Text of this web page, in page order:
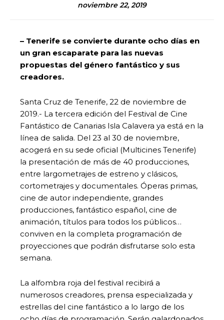
noviembre 22, 2019
– Tenerife se convierte durante ocho días en
un gran escaparate para las nuevas
propuestas del género fantástico y sus
creadores.
Santa Cruz de Tenerife, 22 de noviembre de
2019.- La tercera edición del Festival de Cine
Fantástico de Canarias Isla Calavera ya está en la
línea de salida. Del 23 al 30 de noviembre,
acogerá en su sede oficial (Multicines Tenerife)
la presentación de más de 40 producciones,
entre largometrajes de estreno y clásicos,
cortometrajes y documentales. Óperas primas,
cine de autor independiente, grandes
producciones, fantástico español, cine de
animación, títulos para todos los públicos…
conviven en la completa programación de
proyecciones que podrán disfrutarse solo esta
semana.
La alfombra roja del festival recibirá a
numerosos creadores, prensa especializada y
estrellas del cine fantástico a lo largo de los